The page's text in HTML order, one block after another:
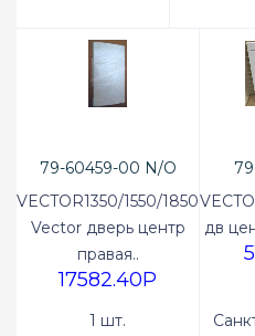
79-60459-00 N/O
VECTOR1350/1550/1850
Vector дверь центр
правая..
17582.40P
1 шт.
дв